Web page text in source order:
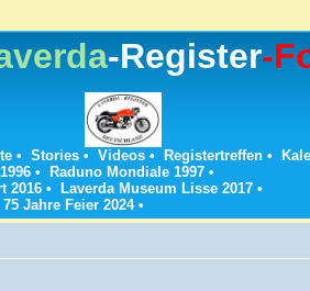
-Register-
• Stories • Videos • Registertreffen •
• Raduno Mondiale 1997 •
2016 • Laverda Museum Lisse 2017 •
75 Jahre Feier 2024•